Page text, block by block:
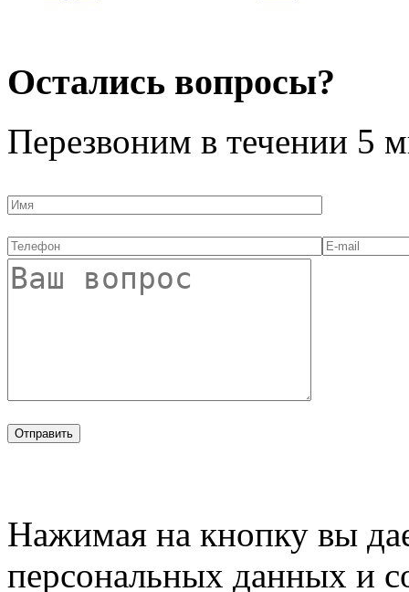
Остались вопросы?
Перезвоним в течении 5
Нажимая на кнопку вы
персональных данных и